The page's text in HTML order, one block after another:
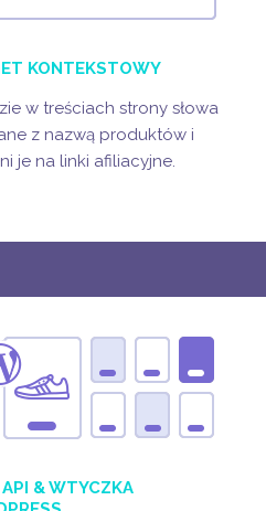
KONTEKSTOWY
w treściach strony słowa
z nazwą produktów i
je na linki afiliacyjne.
STRONY Z RECENZJAMI
ZOBACZ WIĘCEJ
& WTYCZKA
WORDPRESS)